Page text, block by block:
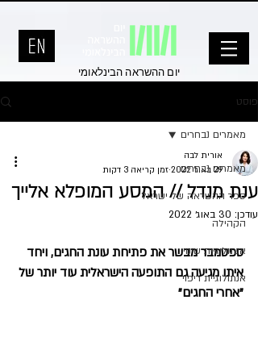
יום ההשראה הבינלאומי
פוסט
מאמרים נבחרים
ספר ההשראה של ישראל
הקהילה
אנתולוגיית שינוי
אנתולוגיית ריפוי
מאמרים נבחרים
ענת מנדל // המסע המופלא אלייך
אורית לבה
29 באוג׳ 2022
זמן קריאה 3 דקות
עודכן: 30 באוג׳ 2022
ספטמבר מבשר את פתיחת עונת החגים, ויחד
איתו מגיעה גם התופעה הישראלית עוד יותר של
"אחרי החגים"